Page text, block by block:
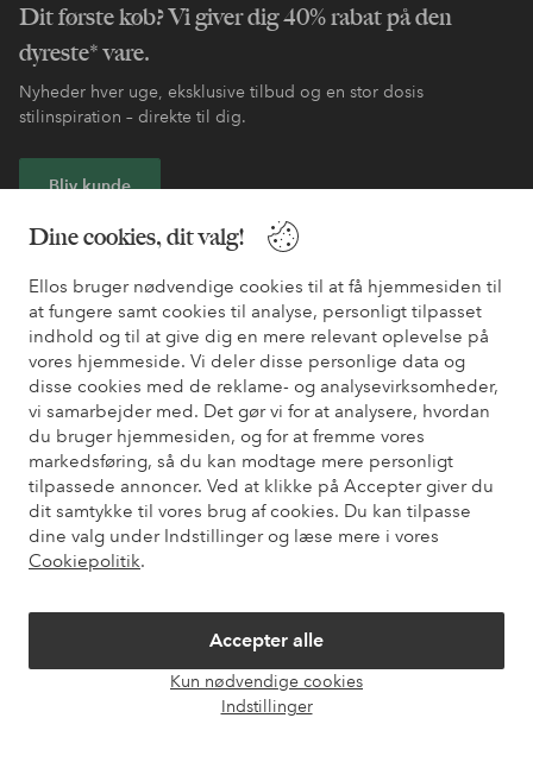
Dine cookies, dit valg!
Ellos bruger nødvendige cookies til at få hjemmesiden til
at fungere samt cookies til analyse, personligt tilpasset
indhold og til at give dig en mere relevant oplevelse på
vores hjemmeside. Vi deler disse personlige data og
disse cookies med de reklame- og analysevirksomheder,
vi samarbejder med. Det gør vi for at analysere, hvordan
du bruger hjemmesiden, og for at fremme vores
markedsføring, så du kan modtage mere personligt
tilpassede annoncer. Ved at klikke på Accepter giver du
dit samtykke til vores brug af cookies. Du kan tilpasse
dine valg under Indstillinger og læse mere i vores
Cookiepolitik.
Accepter alle
Kun nødvendige cookies
Indstillinger
Dit første køb? Vi giver dig 40% rabat på den
dyreste* vare.
Nyheder hver uge, eksklusive tilbud og en stor dosis
stilinspiration – direkte til dig.
Bliv kunde
* Se tilbudsbetingelser ved registrering
Har du brug for hjælp?
Du kan finde svar på de oftest stillede spørgsmål i vores FAQ.
Du kan også finde oplysninger om, hvordan du kontakter os.
Kundeservice Bestilling Betalingsmåde
Mine sider
Om Ellos